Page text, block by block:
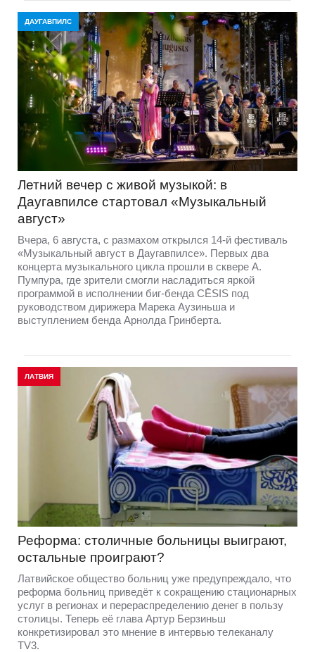
ДАУГАВПИЛС
Летний вечер с живой музыкой: в
Даугавпилсе стартовал «Музыкальный
август»
Вчера, 6 августа, с размахом открылся 14-й фестиваль
«Музыкальный август в Даугавпилсе». Первых два
концерта музыкального цикла прошли в сквере А.
Пумпура, где зрители смогли насладиться яркой
программой в исполнении биг-бенда CĒSIS под
руководством дирижера Марека Аузиньша и
выступлением бенда Арнолда Гринберта.
ЛАТВИЯ
Реформа: столичные больницы выиграют,
остальные проиграют?
Латвийское общество больниц уже предупреждало, что
реформа больниц приведёт к сокращению стационарных
услуг в регионах и перераспределению денег в пользу
столицы. Теперь её глава Артур Берзиньш
конкретизировал это мнение в интервью телеканалу
TV3.